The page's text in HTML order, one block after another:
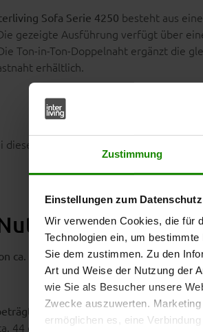
Zustimmung
Einstellungen zum Datenschutz
Wir verwenden Cookies, die für
Technologien ein, um
Sie dem zustimmen. Zu den
Art und Weise der Nutzung der
wie Sie als Besucher unsere
Zwecke auszuwerten.
ermöglichen es, eine
Sofa Serie 4250 besteht aus
gezeigte Ausführung verfügt über
Ton-in-Ton-Doppelnaht ergänzt die
erhältlich.
dieser Variante nicht im Originalbezug
ca. 215 x 285 cm (TxL/B, von links
ca. 56 bis 75 cm. Dadurch
44 cm, die Gesamthöhe bei ca. 85 cm.